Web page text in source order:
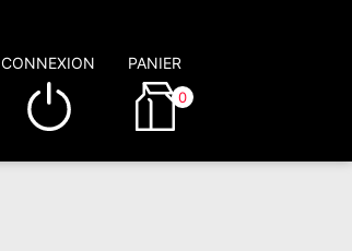
CONNEXION PANIER
0